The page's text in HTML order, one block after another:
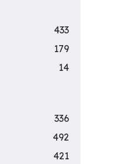
433
179
14
336
492
421